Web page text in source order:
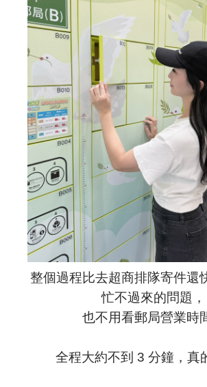
整個過程比去超商排隊寄件還
忙不過來的問題，
也不用看郵局營業時
全程大約不到 3 分鐘，真